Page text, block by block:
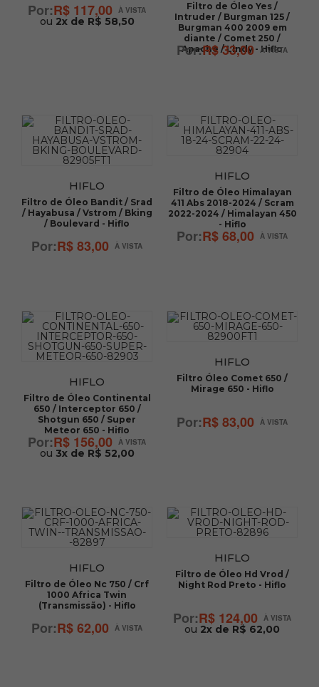
R$ 117,00
ou 2x de R$ 58,50
Filtro de Óleo Yes /
Intruder / Burgman 125 /
Burgman 400 2009 em
diante / Comet 250 /
Apache / Lindy - Hiflo
R$ 33,00
HIFLO
Filtro de Óleo Bandit / Srad
/ Hayabusa / Vstrom / Bking
/ Boulevard - Hiflo
R$ 83,00
HIFLO
Filtro de Óleo Himalayan
411 Abs 2018-2024 / Scram
2022-2024 / Himalayan 450
- Hiflo
R$ 68,00
HIFLO
Filtro de Óleo Continental
650 / Interceptor 650 /
Shotgun 650 / Super
Meteor 650 - Hiflo
R$ 156,00
ou 3x de R$ 52,00
HIFLO
Filtro Óleo Comet 650 /
Mirage 650 - Hiflo
R$ 83,00
HIFLO
Filtro de Óleo Nc 750 / Crf
1000 Africa Twin
(Transmissão) - Hiflo
R$ 62,00
HIFLO
Filtro de Óleo Hd Vrod /
Night Rod Preto - Hiflo
R$ 124,00
ou 2x de R$ 62,00